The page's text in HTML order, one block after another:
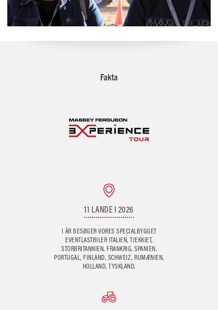
Fakta
11 LANDE I 2026
I ÅR BESØGER VORES SPECIALBYGGET
EVENTLASTBILER ITALIEN, TJEKKIET,
STORBRITANNIEN, FRANKRIG, SPANIEN,
PORTUGAL, FINLAND, SCHWEIZ, RUMÆNIEN,
HOLLAND, TYSKLAND.